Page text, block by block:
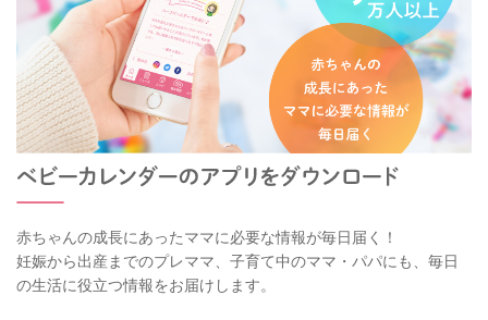
赤ちゃんの成長にあったママに必要な情報が毎日届く！
妊娠から出産までのプレママ、子育て中のママ・パパにも、毎日
の生活に役立つ情報をお届けします。